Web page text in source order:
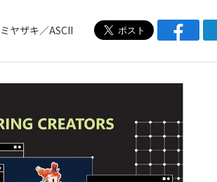
ヤザキ／ASCII